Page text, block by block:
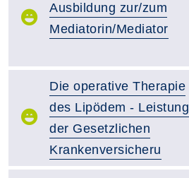
Ausbildung zur/zum
Mediatorin/Mediator
Die operative Therapie
des Lipödem - Leistung
der Gesetzlichen
Krankenversicheru